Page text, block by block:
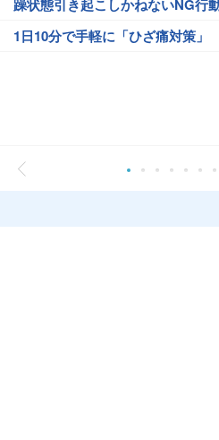
躁状態引き起こしかねないNG行
1日10分で手軽に「ひざ痛対策」